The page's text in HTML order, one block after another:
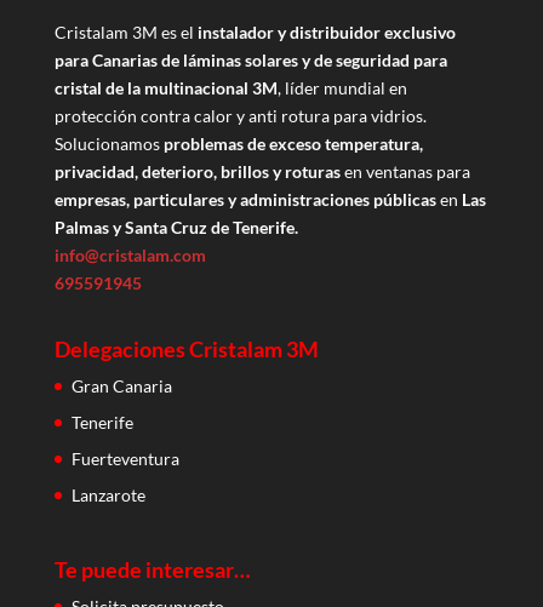
Cristalam 3M es el instalador y distribuidor exclusivo
para Canarias de láminas solares y de seguridad para
cristal de la multinacional 3M, líder mundial en
protección contra calor y anti rotura para vidrios.
Solucionamos problemas de exceso temperatura,
privacidad, deterioro, brillos y roturasen ventanas para
empresas, particulares y administraciones públicasen Las
Palmas y Santa Cruz de Tenerife.
info@cristalam.com
695591945
Delegaciones Cristalam 3M
Gran Canaria
Tenerife
Fuerteventura
Lanzarote
Te puede interesar…